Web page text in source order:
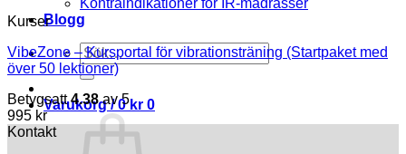
Kontraindikationer för IR-madrasser
Blogg
Sök
efter:
Varukorg /0kr 0
Kurser
VibeZone – Kursportal för vibrationsträning (Startpaket med
över 50 lektioner)
Betygsatt4.38av 5
995 kr
Kontakt